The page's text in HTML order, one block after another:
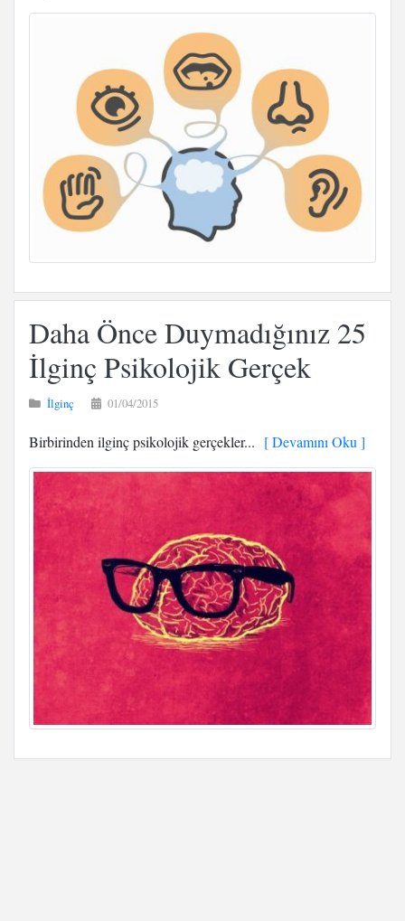
Daha Önce Duymadığınız 25
İlginç Psikolojik Gerçek
İlginç 01/04/2015
Birbirinden ilginç psikolojik gerçekler... [ Devamını Oku ]